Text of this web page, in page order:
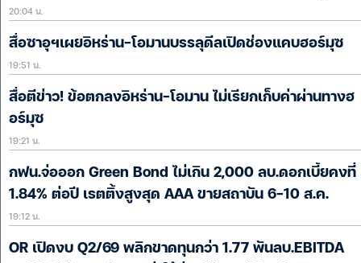
20:04 น.
สื่อซาอุฯเผยอิหร่าน-โอมานบรรลุดีลเปิดช่องแคบฮอร์มุซ
19:51 น.
สื่อตีข่าว! ข้อตกลงอิหร่าน-โอมาน ไม่เรียกเก็บค่าผ่านทางฮ
อร์มุซ
19:21 น.
กฟน.จ่อออก Green Bond ไม่เกิน 2,000 ลบ.ดอกเบี้ยคงที่
1.84% ต่อปี เรตติ้งสูงสุด AAA ขายสถาบัน 6-10 ส.ค.
19:12 น.
OR เปิดงบ Q2/69 พลิกขาดทุนกว่า 1.77 พันลบ.EBITDA